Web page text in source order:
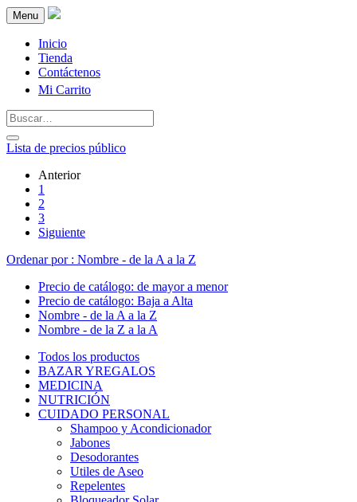
Menu
Inicio
Tienda
Contáctenos
Mi Carrito
Lista de precios público
Anterior
1
2
3
Siguiente
Ordenar por : Nombre - de la A a la Z
Precio de catálogo: de mayor a menor
Precio de catálogo: Baja a Alta
Nombre - de la A a la Z
Nombre - de la Z a la A
Todos los productos
BAZAR YREGALOS
MEDICINA
NUTRICIÓN
CUIDADO PERSONAL
Shampoo y Acondicionador
Jabones
Desodorantes
Utiles de Aseo
Repelentes